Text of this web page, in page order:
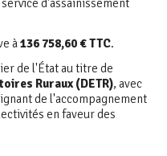
à136 758,60 € TTC.
de l'État au titre de
Ruraux (DETR), avec
de l'accompagnement
en faveur des